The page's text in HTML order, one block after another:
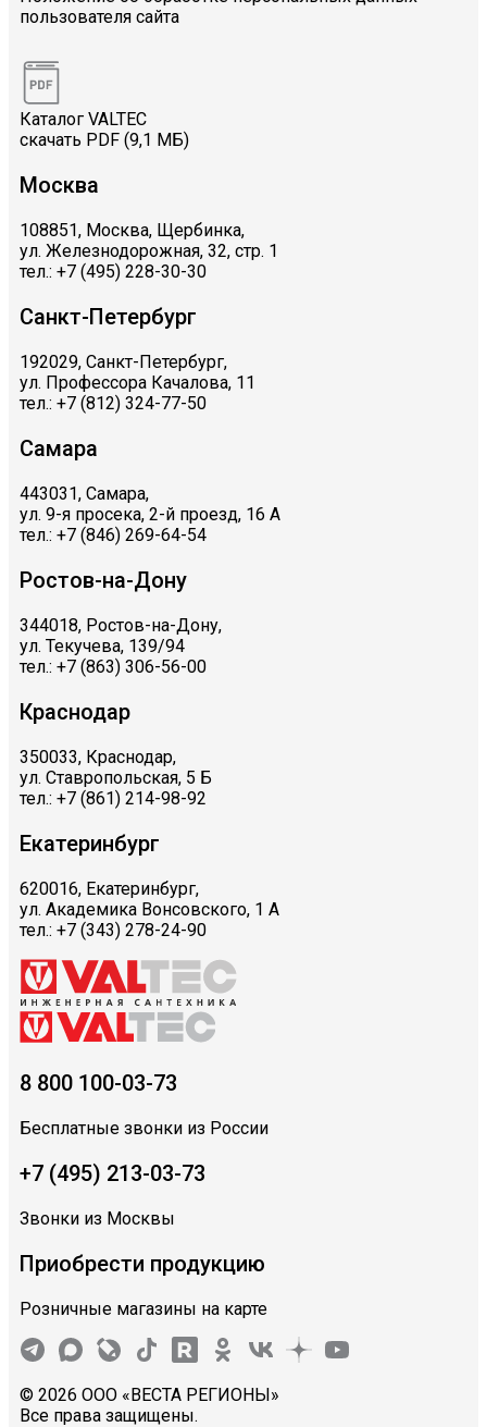
пользователя сайта
Каталог VALTEC
скачать PDF (9,1 МБ)
Москва
108851, Москва, Щербинка,
ул. Железнодорожная, 32, стр. 1
тел.: +7 (495) 228-30-30
Санкт-Петербург
192029, Санкт-Петербург,
ул. Профессора Качалова, 11
тел.: +7 (812) 324-77-50
Самара
443031, Самара,
ул. 9-я просека, 2-й проезд, 16 А
тел.: +7 (846) 269-64-54
Ростов-на-Дону
344018, Ростов-на-Дону,
ул. Текучева, 139/94
тел.: +7 (863) 306-56-00
Краснодар
350033, Краснодар,
ул. Ставропольская, 5 Б
тел.: +7 (861) 214-98-92
Екатеринбург
620016, Екатеринбург,
ул. Академика Вонсовского, 1 А
тел.: +7 (343) 278-24-90
8 800 100-03-73
Бесплатные звонки из России
+7 (495) 213-03-73
Звонки из Москвы
Приобрести продукцию
Розничные магазины на карте
© 2026 ООО «ВЕСТА РЕГИОНЫ»
Все права защищены.